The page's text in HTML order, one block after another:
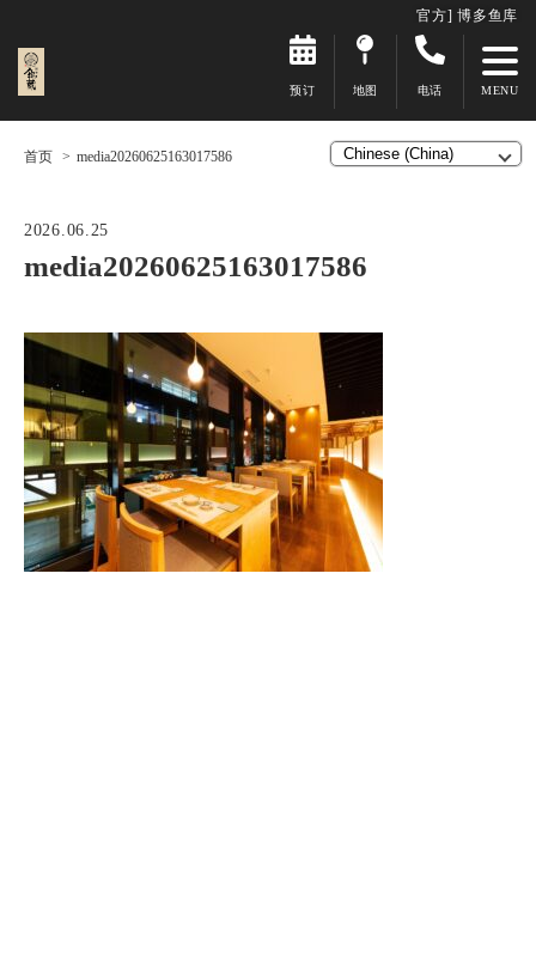
官方] 博多鱼库
预订 地图 电话
首页 media20260625163017586
2026.06.25
media20260625163017586